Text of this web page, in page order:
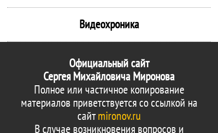
Видеохроника
Официальный сайт
Сергея Михайловича Миронова
Полное или частичное копирование
материалов приветствуется со ссылкой на
сайтmironov.ru
В случае возникновения вопросов и